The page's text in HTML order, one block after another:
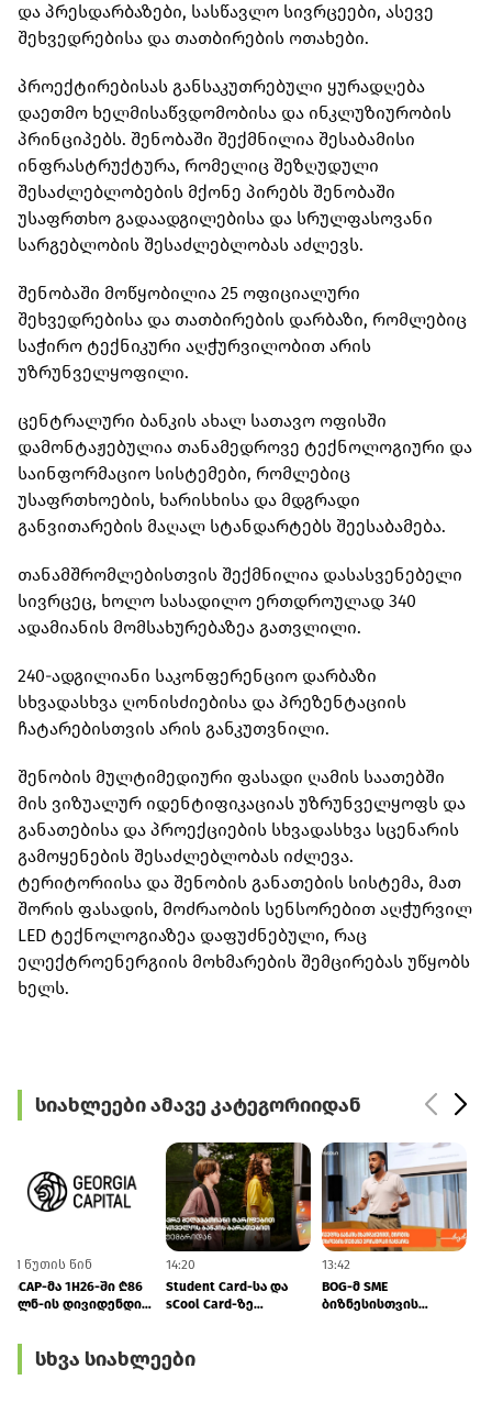
და პრესდარბაზები, სასწავლო სივრცეები, ასევე
შეხვედრებისა და თათბირების ოთახები.
პროექტირებისას განსაკუთრებული ყურადღება
დაეთმო ხელმისაწვდომობისა და ინკლუზიურობის
პრინციპებს. შენობაში შექმნილია შესაბამისი
ინფრასტრუქტურა, რომელიც შეზღუდული
შესაძლებლობების მქონე პირებს შენობაში
უსაფრთხო გადაადგილებისა და სრულფასოვანი
სარგებლობის შესაძლებლობას აძლევს.
შენობაში მოწყობილია 25 ოფიციალური
შეხვედრებისა და თათბირების დარბაზი, რომლებიც
საჭირო ტექნიკური აღჭურვილობით არის
უზრუნველყოფილი.
ცენტრალური ბანკის ახალ სათავო ოფისში
დამონტაჟებულია თანამედროვე ტექნოლოგიური და
საინფორმაციო სისტემები, რომლებიც
უსაფრთხოების, ხარისხისა და მდგრადი
განვითარების მაღალ სტანდარტებს შეესაბამება.
თანამშრომლებისთვის შექმნილია დასასვენებელი
სივრცეც, ხოლო სასადილო ერთდროულად 340
ადამიანის მომსახურებაზეა გათვლილი.
240-ადგილიანი საკონფერენციო დარბაზი
სხვადასხვა ღონისძიებისა და პრეზენტაციის
ჩატარებისთვის არის განკუთვნილი.
შენობის მულტიმედიური ფასადი ღამის საათებში
მის ვიზუალურ იდენტიფიკაციას უზრუნველყოფს და
განათებისა და პროექციების სხვადასხვა სცენარის
გამოყენების შესაძლებლობას იძლევა.
ტერიტორიისა და შენობის განათების სისტემა, მათ
შორის ფასადის, მოძრაობის სენსორებით აღჭურვილ
LED ტექნოლოგიაზეა დაფუძნებული, რაც
ელექტროენერგიის მოხმარების შემცირებას უწყობს
ხელს.
სიახლეები ამავე კატეგორიიდან
41 წუთის წინ
GCAP-მა 1H26-ში ₾86
მლნ-ის დივიდენდი
14:20
Student Card-სა და
sCool Card-ზე
შეღავათიანი ტარიფი
13:42
BOG-მ SME
ბიზნესისთვის
სხვა სიახლეები